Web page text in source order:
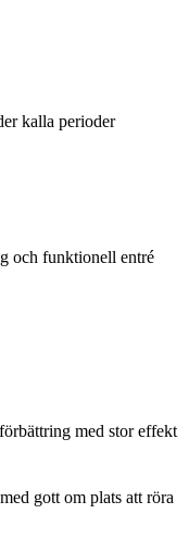
kalla perioder
och funktionell entré
med stor effekt
gott om plats att röra